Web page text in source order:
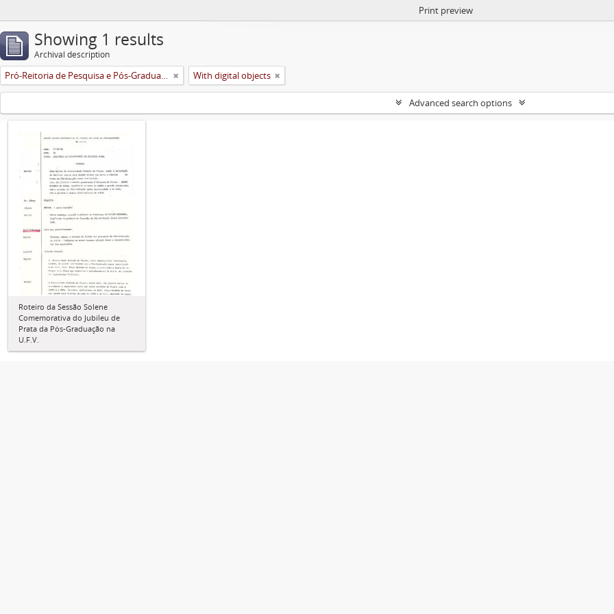
Print preview
Showing 1 results
Archival description
Pró-Reitoria de Pesquisa e Pós-Graduação With digital objects
Advanced search options
Roteiro da Sessão Solene
Comemorativa do Jubileu de
Prata da Pós-Graduação na
U.F.V.